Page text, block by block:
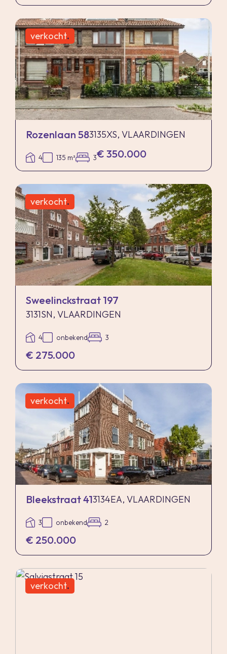
verkocht.
Rozenlaan 583135XS, VLAARDINGEN
4 135 m² 3€ 350.000
verkocht.
Sweelinckstraat 197
3131SN, VLAARDINGEN
4 onbekend 3
€ 275.000
verkocht.
Bleekstraat 413134EA, VLAARDINGEN
3 onbekend 2
€ 250.000
verkocht.